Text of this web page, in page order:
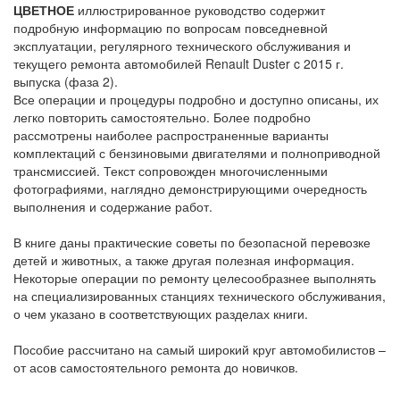
ЦВЕТНОЕ иллюстрированное руководство содержит
подробную информацию по вопросам повседневной
эксплуатации, регулярного технического обслуживания и
текущего ремонта автомобилей Renault Duster c 2015 г.
выпуска (фаза 2).
Все операции и процедуры подробно и доступно описаны, их
легко повторить самостоятельно. Более подробно
рассмотрены наиболее распространенные варианты
комплектаций с бензиновыми двигателями и полноприводной
трансмиссией. Текст сопровожден многочисленными
фотографиями, наглядно демонстрирующими очередность
выполнения и содержание работ.
В книге даны практические советы по безопасной перевозке
детей и животных, а также другая полезная информация.
Некоторые операции по ремонту целесообразнее выполнять
на специализированных станциях технического обслуживания,
о чем указано в соответствующих разделах книги.
Пособие рассчитано на самый широкий круг автомобилистов –
от асов самостоятельного ремонта до новичков.